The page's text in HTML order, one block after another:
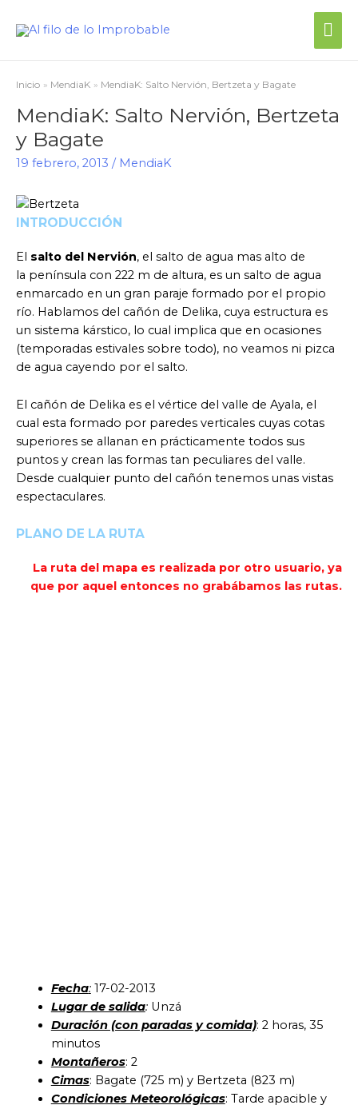
Inicio MendiaK MendiaK: Salto Nervión, Bertzeta y Bagate
MendiaK: Salto Nervión, Bertzeta
y Bagate
19 febrero, 2013 / MendiaK
INTRODUCCIÓN
El salto del Nervión, el salto de agua mas alto de
la península con 222 m de altura, es un salto de agua
enmarcado en un gran paraje formado por el propio
río. Hablamos del cañón de Delika, cuya estructura es
un sistema kárstico, lo cual implica que en ocasiones
(temporadas estivales sobre todo), no veamos ni pizca
de agua cayendo por el salto.
El cañón de Delika es el vértice del valle de Ayala, el
cual esta formado por paredes verticales cuyas cotas
superiores se allanan en prácticamente todos sus
puntos y crean las formas tan peculiares del valle.
Desde cualquier punto del cañón tenemos unas vistas
espectaculares.
PLANO DE LA RUTA
La ruta del mapa es realizada por otro usuario, ya
que por aquel entonces no grabábamos las rutas.
Fecha:17-02-2013
Lugar de salida:Unzá
Duración (con paradas y comida): 2 horas, 35
minutos
Montañeros: 2
Cimas: Bagate (725 m) y Bertzeta (823 m)
Condiciones Meteorológicas: Tarde apacible y